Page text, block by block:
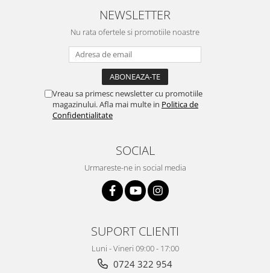
NEWSLETTER
Nu rata ofertele si promotiile noastre
Vreau sa primesc newsletter cu promotiile
magazinului. Afla mai multe in Politica de
Confidentialitate
SOCIAL
Urmareste-ne in social media
SUPORT CLIENTI
Luni - Vineri 09:00 - 17:00
0724 322 954